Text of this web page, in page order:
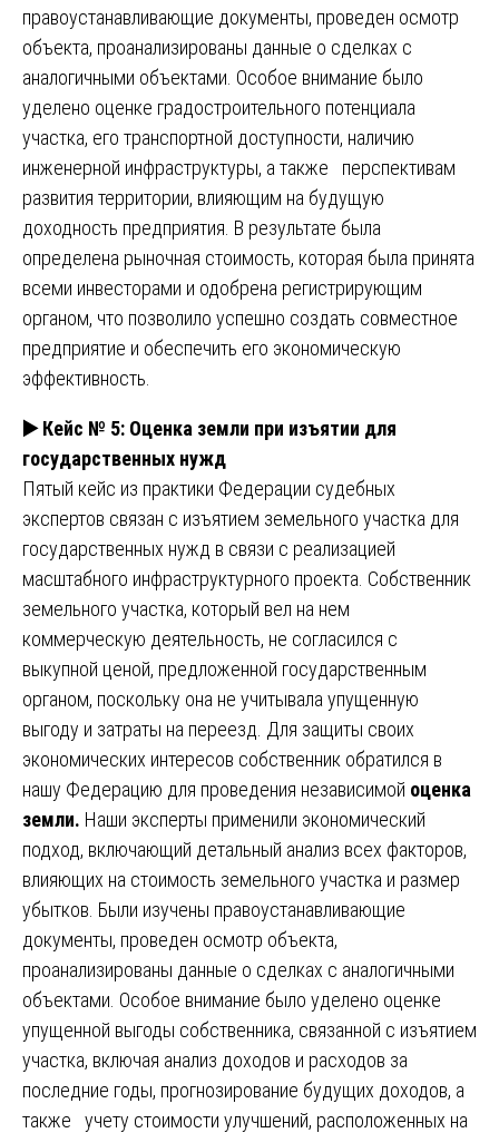
правоустанавливающие документы, проведен осмотр
объекта, проанализированы данные о сделках с
аналогичными объектами. Особое внимание было
уделено оценке градостроительного потенциала
участка, его транспортной доступности, наличию
инженерной инфраструктуры, а также перспективам
развития территории, влияющим на будущую
доходность предприятия. В результате была
определена рыночная стоимость, которая была принята
всеми инвесторами и одобрена регистрирующим
органом, что позволило успешно создать совместное
предприятие и обеспечить его экономическую
эффективность.
▶️Кейс № 5: Оценка земли при изъятии для
государственных нужд
Пятый кейс из практики Федерации судебных
экспертов связан с изъятием земельного участка для
государственных нужд в связи с реализацией
масштабного инфраструктурного проекта. Собственник
земельного участка, который вел на нем
коммерческую деятельность, не согласился с
выкупной ценой, предложенной государственным
органом, поскольку она не учитывала упущенную
выгоду и затраты на переезд. Для защиты своих
экономических интересов собственник обратился в
нашу Федерацию для проведения независимой оценка
земли. Наши эксперты применили экономический
подход, включающий детальный анализ всех факторов,
влияющих на стоимость земельного участка и размер
убытков. Были изучены правоустанавливающие
документы, проведен осмотр объекта,
проанализированы данные о сделках с аналогичными
объектами. Особое внимание было уделено оценке
упущенной выгоды собственника, связанной с изъятием
участка, включая анализ доходов и расходов за
последние годы, прогнозирование будущих доходов, а
также учету стоимости улучшений, расположенных на